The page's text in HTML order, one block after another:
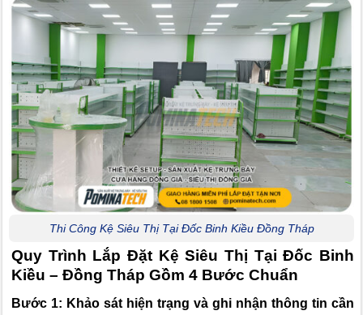
Thi Công Kệ Siêu Thị Tại Đốc Binh Kiều Đồng Tháp
Quy Trình Lắp Đặt Kệ Siêu Thị Tại Đốc Binh
Kiều – Đồng Tháp Gồm 4 Bước Chuẩn
Bước 1: Khảo sát hiện trạng và ghi nhận thông tin cần